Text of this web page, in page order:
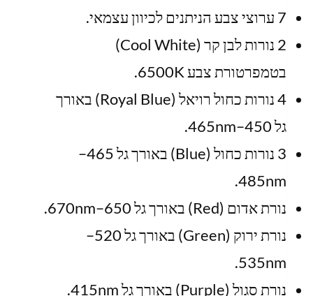
7 ערוצי צבע הניתנים לכיוון עצמאי.
2 נורות לבן קר (Cool White)
בטמפרטורת צבע 6500K.
4 נורות כחול רויאל (Royal Blue) באורך
גל 450–465nm.
3 נורות כחול (Blue) באורך גל 465–
485nm.
נורת אדום (Red) באורך גל 650–670nm.
נורת ירוק (Green) באורך גל 520–
535nm.
נורת סגול (Purple) באורך גל 415nm.